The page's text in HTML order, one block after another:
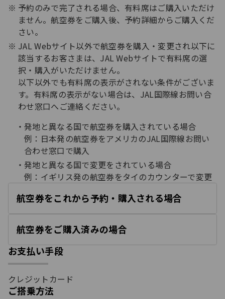
予約のみで完了される場合、有料席はご購入いただけ
ません。航空券をご購入後、予約詳細からご購入くだ
さい。
JAL Webサイト以外で航空券を購入・変更され以下に
該当するお客さまは、JAL Webサイトで有料席の選
択・購入がいただけません。
以下以外でも有料席の表示がされない条件がございま
す。有料席の表示がない場合は、JAL国際線お問い合
わせ窓口へご連絡ください。
発地と異なる国で航空券を購入されている場合
例：日本発の航空券をアメリカのJAL国際線お問い
合わせ窓口で購入
発地と異なる国で変更をされている場合
例：イギリス発の航空券をタイのカウンターで変更
航空券をこれから予約・購入される場合
く
航空券をご購入済みの場合
く
お支払い手段
クレジットカード
ご搭乗方法